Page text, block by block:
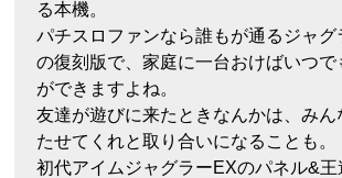
る本機。
パチスロファンなら誰もが通るジャグ
の復刻版で、家庭に一台おけばいつで
ができますよね。
友達が遊びに来たときなんかは、みん
たせてくれと取り合いになることも。
初代アイムジャグラーEXのパネル&王